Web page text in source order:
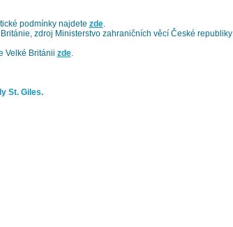
podmínky najdete zde.
zdroj Ministerstvo zahraničních věcí České republiky
Velké Británii zde.
St. Giles.